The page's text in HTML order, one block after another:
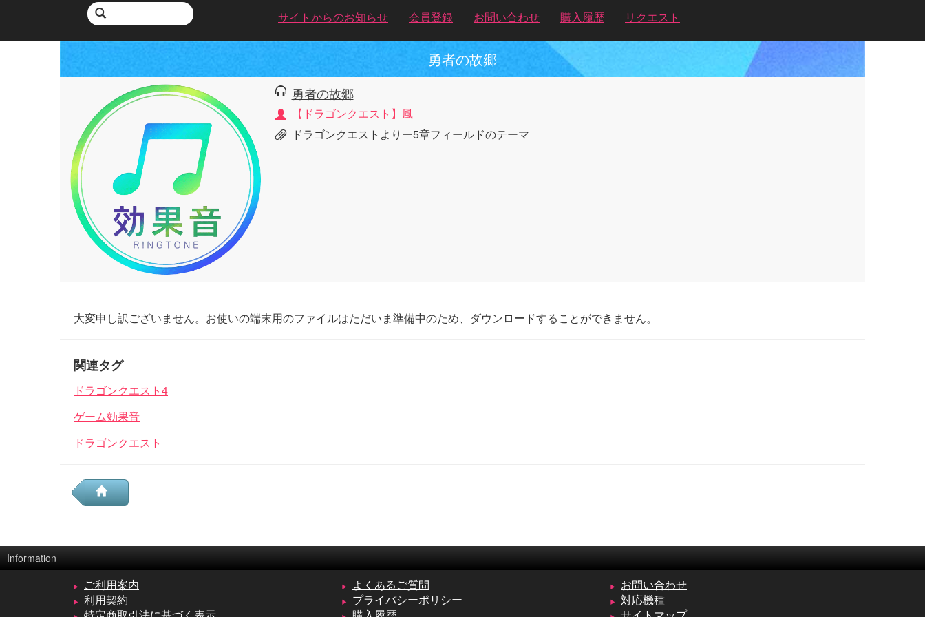
サイトからのお知らせ 会員登録 お問い合わせ 購入履歴 リクエスト
勇者の故郷
勇者の故郷
【ドラゴンクエスト】風
ドラゴンクエストよりー5章フィールドのテーマ
大変申し訳ございません。お使いの端末用のファイルはただいま準備中のため、ダウンロードすることができません。
関連タグ
ドラゴンクエスト4
ゲーム効果音
ドラゴンクエスト
Information
ご利用案内 よくあるご質問
お問い合わせ
利用契約
プライバシーポリシー
対応機種